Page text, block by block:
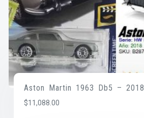
Aston Martin 1963 Db5 – 2018
$11,088.00